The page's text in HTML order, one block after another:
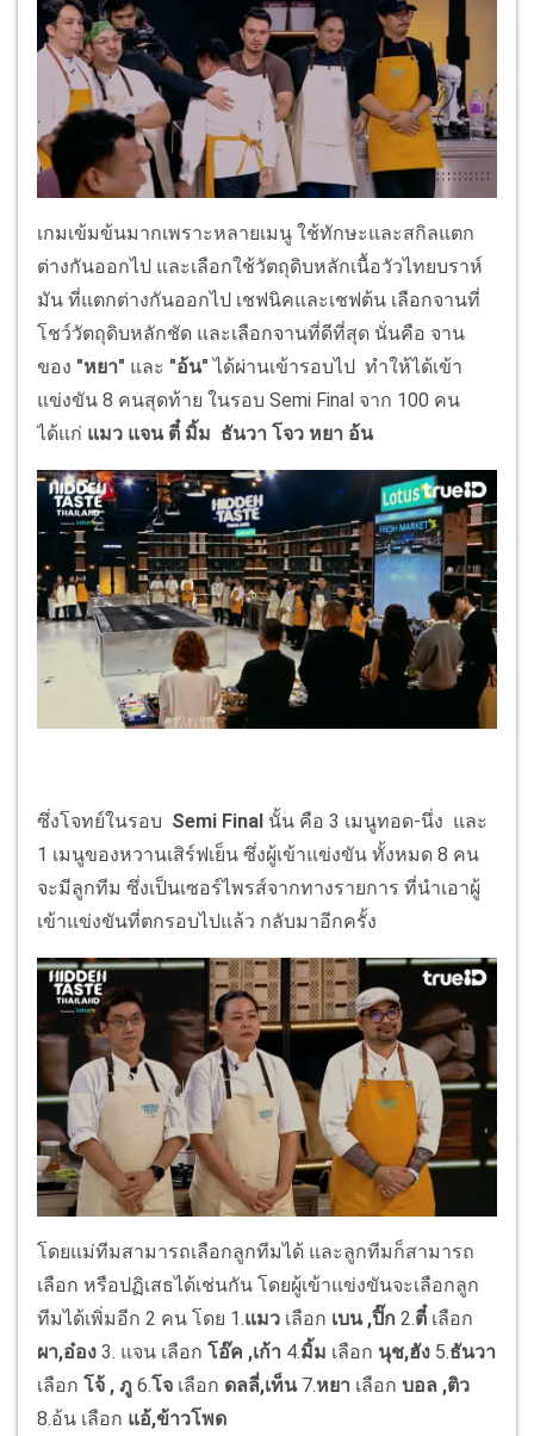
เกมเข้มข้นมากเพราะหลายเมนู ใช้ทักษะและสกิลแตก
ต่างกันออกไป และเลือกใช้วัตถุดิบหลักเนื้อวัวไทยบราห์
มัน ที่แตกต่างกันออกไป เชฟนิคและเชฟต้น เลือกจานที่
โชว์วัตถุดิบหลักชัด และเลือกจานที่ดีที่สุด นั่นคือ จาน
ของ "หยา" และ "อ้น" ได้ผ่านเข้ารอบไป ทำให้ได้เข้า
แข่งขัน 8 คนสุดท้าย ในรอบ Semi Final จาก 100 คน
ได้แก่ แมว แจน ตี๋ มิ้ม ธันวา โจว หยา อ้น
ซึ่งโจทย์ในรอบ Semi Final นั้น คือ 3 เมนูทอด-นึ่ง และ
1 เมนูของหวานเสิร์ฟเย็น ซึ่งผู้เข้าแข่งขัน ทั้งหมด 8 คน
จะมีลูกทีม ซึ่งเป็นเซอร์ไพรส์จากทางรายการ ที่นำเอาผู้
เข้าแข่งขันที่ตกรอบไปแล้ว กลับมาอีกครั้ง
โดยแม่ทีมสามารถเลือกลูกทีมได้ และลูกทีมก็สามารถ
เลือก หรือปฏิเสธได้เช่นกัน โดยผู้เข้าแข่งขันจะเลือกลูก
ทีมได้เพิ่มอีก 2 คน โดย 1.แมว เลือก เบน ,ปิ๊ก 2.ตี๋ เลือก
ผา,อ๋อง 3. แจน เลือก โอ๊ค ,เก้า 4.มิ้ม เลือก นุช,ฮัง 5.ธันวา
เลือก โจ้ , ภู 6.โจ เลือก ดลลี่,เท็น7.หยา เลือก บอล ,ติว
8.อ้น เลือก แอ้,ข้าวโพด